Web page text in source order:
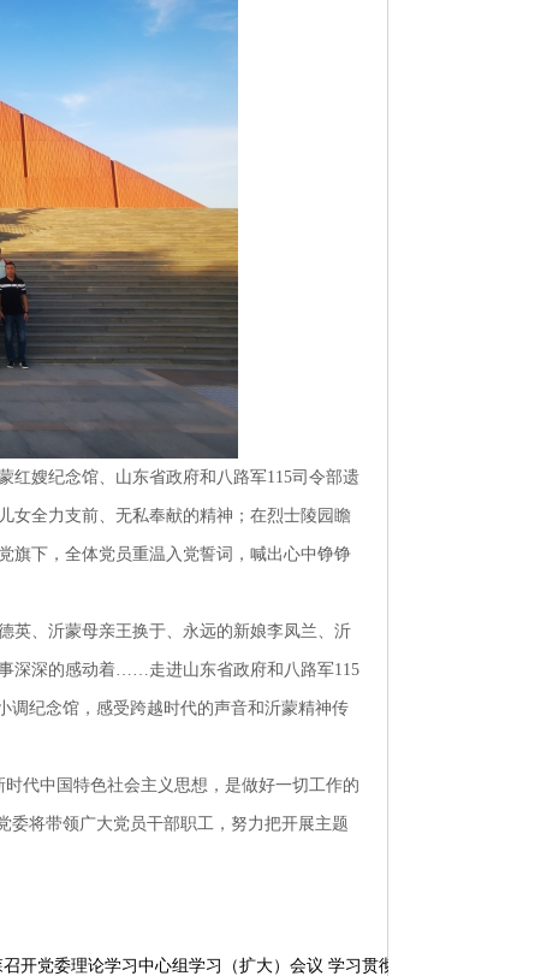
红嫂纪念馆、山东省政府和八路军115司令部遗
女全力支前、无私奉献的精神；在烈士陵园瞻
旗下，全体党员重温入党誓词，喊出心中铮铮
英、沂蒙母亲王换于、永远的新娘李凤兰、沂
深深的感动着……走进山东省政府和八路军115
调纪念馆，感受跨越时代的声音和沂蒙精神传
代中国特色社会主义思想，是做好一切工作的
委将带领广大党员干部职工，努力把开展主题
召开党委理论学习中心组学习（扩大）会议学习贯彻党